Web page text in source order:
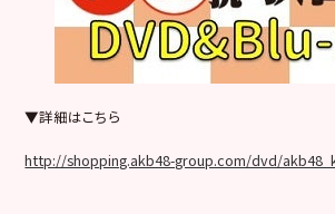
▼詳細はこちら
http://shopping.akb48-group.com/dvd/